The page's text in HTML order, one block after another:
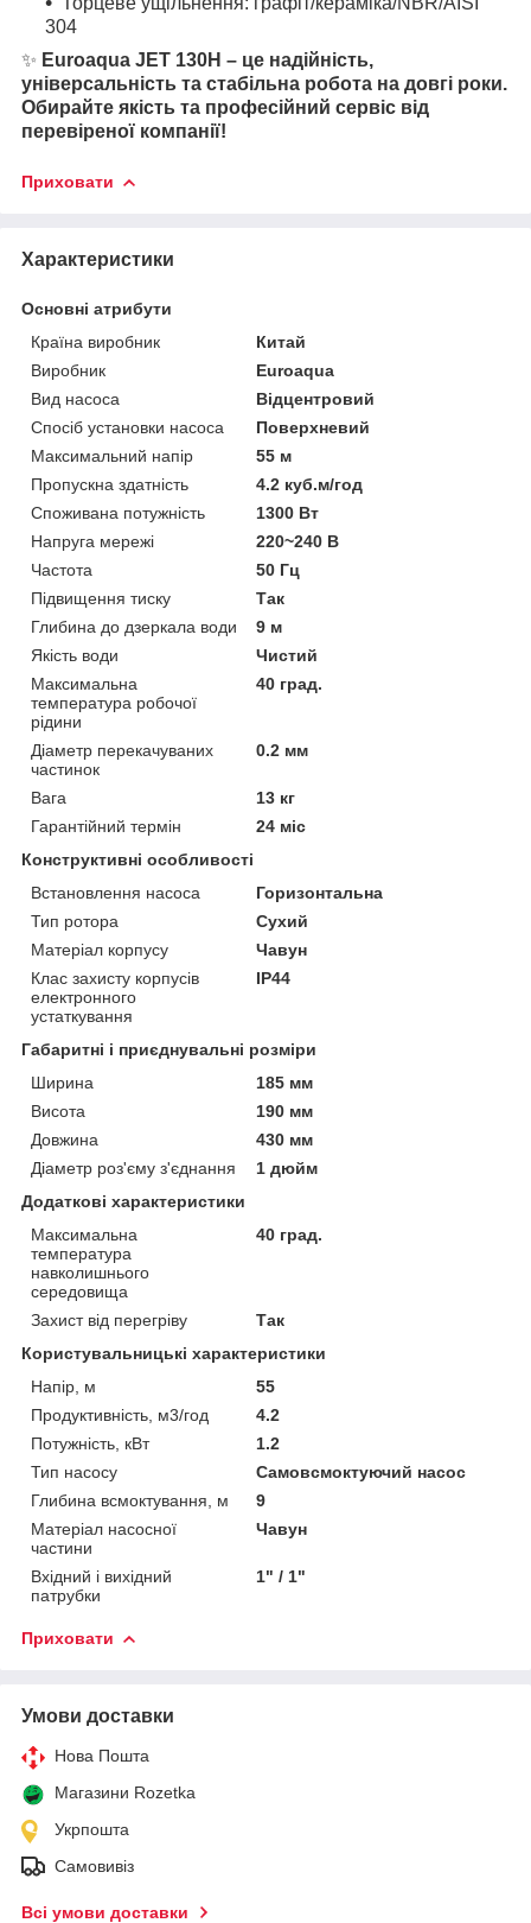
304
✨ Euroaqua JET 130H – це надійність,
універсальність та стабільна робота на довгі роки.
Обирайте якість та професійний сервіс від
перевіреної компанії!
Приховати
Характеристики
Основні атрибути
Країна виробник
Китай
Виробник
Euroaqua
Вид насоса
Відцентровий
Спосіб установки насоса
Поверхневий
Максимальний напір
55 м
Пропускна здатність
4.2 куб.м/год
Споживана потужність
1300 Вт
Напруга мережі
220~240 В
Частота
50 Гц
Підвищення тиску
Так
Глибина до дзеркала води
9 м
Якість води
Чистий
Максимальна
температура робочої
рідини
40 град.
Діаметр перекачуваних
частинок
0.2 мм
Вага
13 кг
Гарантійний термін
24 міс
Конструктивні особливості
Встановлення насоса
Горизонтальна
Тип ротора
Сухий
Матеріал корпусу
Чавун
Клас захисту корпусів
електронного
устаткування
IP44
Габаритні і приєднувальні розміри
Ширина
185 мм
Висота
190 мм
Довжина
430 мм
Діаметр роз'єму з'єднання
1 дюйм
Додаткові характеристики
Максимальна
температура
навколишнього
середовища
40 град.
Захист від перегріву
Так
Користувальницькі характеристики
Напір, м
55
Продуктивність, м3/год
4.2
Потужність, кВт
1.2
Тип насосу
Самовсмоктуючий насос
Глибина всмоктування, м
9
Матеріал насосної
частини
Чавун
Вхідний і вихідний
патрубки
1" / 1"
Приховати
Умови доставки
Нова Пошта
Магазини Rozetka
Укрпошта
Самовивіз
Всі умови доставки